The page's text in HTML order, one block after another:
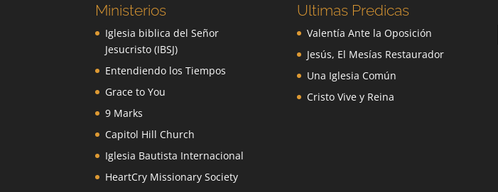
Ministerios
Iglesia biblica del Señor
Jesucristo (IBSJ)
Entendiendo los Tiempos
Grace to You
9 Marks
Capitol Hill Church
Iglesia Bautista Internacional
HeartCry Missionary Society
Ultimas Predicas
Valentía Ante la Oposición
Jesús, El Mesías Restaurador
Una Iglesia Común
Cristo Vive y Reina